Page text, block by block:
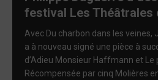
festival Les Théâtrales
Avec Du charbon dans les veines,
a à nouveau signé une pièce à
d’Adieu Monsieur Haffmann et Le
Récompensée par cinq Molières